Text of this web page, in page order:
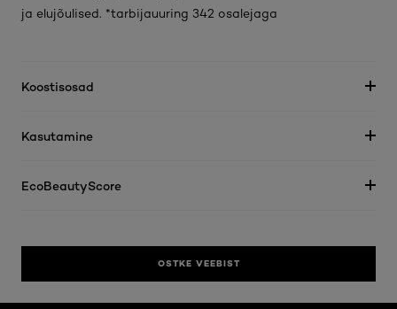
ja elujõulised. *tarbijauuring 342 osalejaga
Koostisosad
Kasutamine
EcoBeautyScore
OSTKE VEEBIST